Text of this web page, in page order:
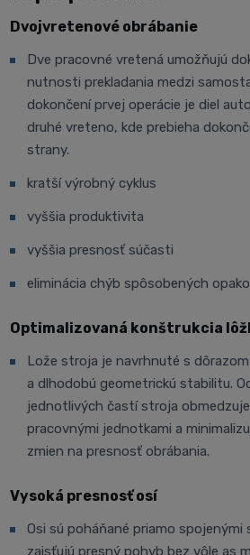
Dvojvretenové obrábanie
Dve pracovné vretená umožňujú
nutnosti prekladania medzi
dokončení prvej operácie je diel
druhé vreteno, kde prebieha
strany.
kratší výrobný cyklus
vyššia produktivita
vyššia presnosť súčasti
eliminácia chýb spôsobených
Optimalizovaná konštrukcia
Lože stroja je navrhnuté s
a dlhodobú geometrickú stabilitu.
jednotlivých častí stroja
pracovnými jednotkami a
zmien na presnosť obrábania.
Vysoká presnosť osí
Osi sú poháňané priamo
zaisťujú presný pohyb bez vôle as